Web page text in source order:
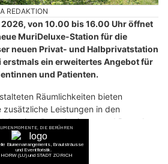
REDAKTION
von 10.00 bis 16.00 Uhr öffnet
MuriDeluxe-Station für die
neuen Privat- und Halbprivatstation
ein erweitertes Angebot für
und Patienten.
Räumlichkeiten bieten
zusätzliche Leistungen in den
Service. Besucherinnen und Besucher
Rundgänge am Samstag, 25. April
exklusiven Einblick in die neue